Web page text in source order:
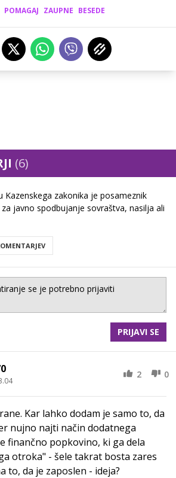
POMAGAJ ZAUPNE BESEDE
(6)
Kazenskega zakonika je posameznik
javno spodbujanje sovraštva, nasilja ali
PRIJAVI SE
2 0
Kar lahko dodam je samo to, da
nujno najti način dodatnega
finančno popkovino, ki ga dela
otroka" - šele takrat bosta zares
to, da je zaposlen - ideja?